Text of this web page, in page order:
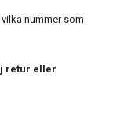
nummer som
retur eller